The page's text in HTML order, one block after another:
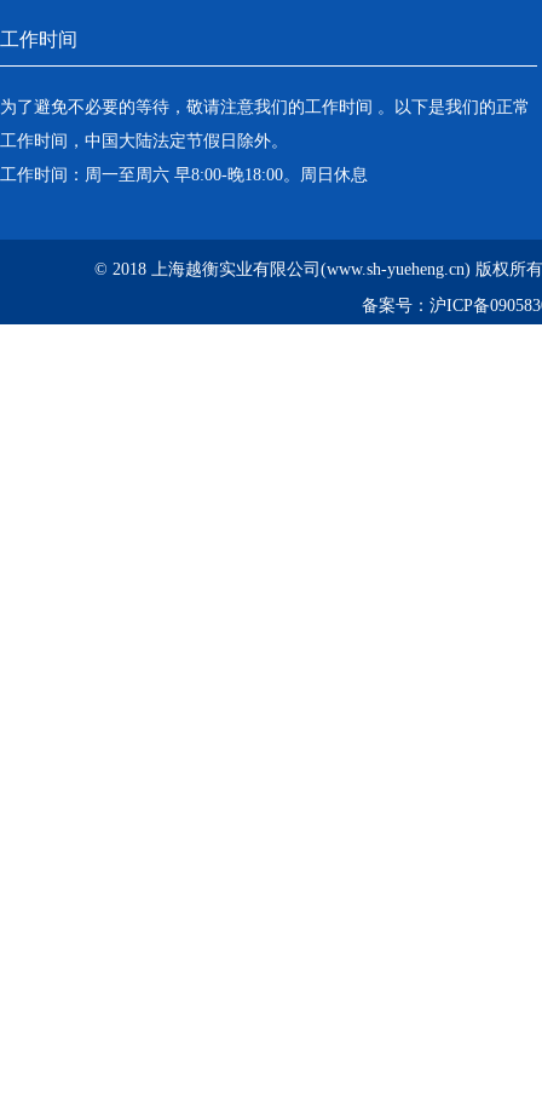
工作时间
为了避免不必要的等待，敬请注意我们的工作时间 。以下是我们的正常
工作时间，中国大陆法定节假日除外。
工作时间：周一至周六 早8:00-晚18:00。周日休息
© 2018 上海越衡实业有限公司(www.sh-yueheng.cn) 版权所
备案号： 沪ICP备